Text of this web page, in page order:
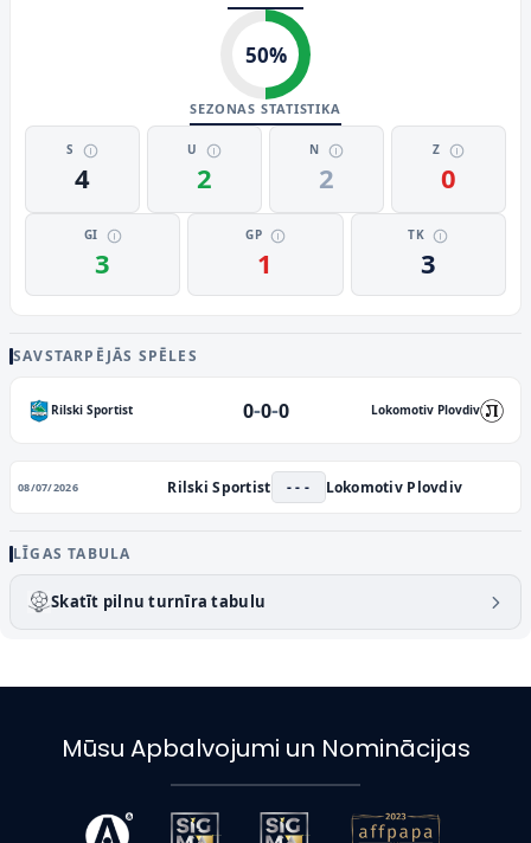
50%
SEZONAS STATISTIKA
S
4
U
2
N
2
Z
0
GI
3
GP
1
TK
3
SAVSTARPĒJĀS SPĒLES
Rilski Sportist 0-0-0 Lokomotiv Plovdiv
08/07/2026 Rilski Sportist - - - Lokomotiv Plovdiv
LĪGAS TABULA
Skatīt pilnu turnīra tabulu
Mūsu Apbalvojumi un Nominācijas